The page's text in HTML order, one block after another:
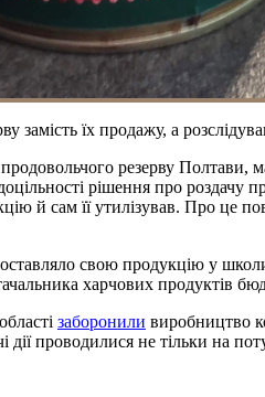
їх продажу, а
резерву
рішення про роздачу
й сам її утилізував. Про це
свою продукцію у
харчових продуктів
заборонили виробництво
проводилися не тільки на